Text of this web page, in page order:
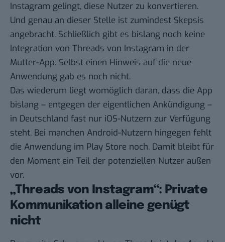
Instagram gelingt, diese Nutzer zu konvertieren.
Und genau an dieser Stelle ist zumindest Skepsis
angebracht. Schließlich gibt es bislang noch keine
Integration von Threads von Instagram in der
Mutter-App. Selbst einen Hinweis auf die neue
Anwendung gab es noch nicht.
Das wiederum liegt womöglich daran, dass die App
bislang – entgegen der eigentlichen Ankündigung –
in Deutschland fast nur iOS-Nutzern zur Verfügung
steht. Bei manchen Android-Nutzern hingegen fehlt
die Anwendung im Play Store noch. Damit bleibt für
den Moment ein Teil der potenziellen Nutzer außen
vor.
„Threads von Instagram“: Private
Kommunikation alleine genügt
nicht